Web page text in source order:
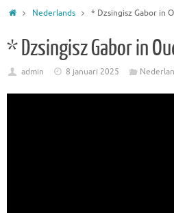
Nederlands * Dzsingisz Gabor in
* Dzsingisz Gabor in
admin 8 januari 2025